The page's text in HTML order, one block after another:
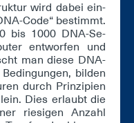
wird da­bei ein­
Code“ be­stimmt.
bis 1000 DNA-Se­
ent­wor­fen und
man die­se DNA-
bil­den
durch Prin­zi­pi­en
Dies er­laubt die
rie­si­gen An­zahl